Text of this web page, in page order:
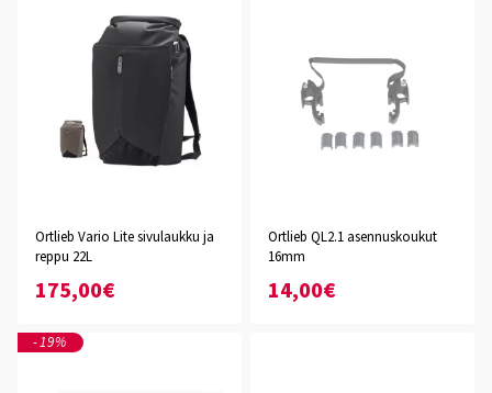
Ortlieb Vario Lite sivulaukku ja
reppu 22L
175,00€
Ortlieb QL2.1 asennuskoukut
16mm
14,00€
-19%